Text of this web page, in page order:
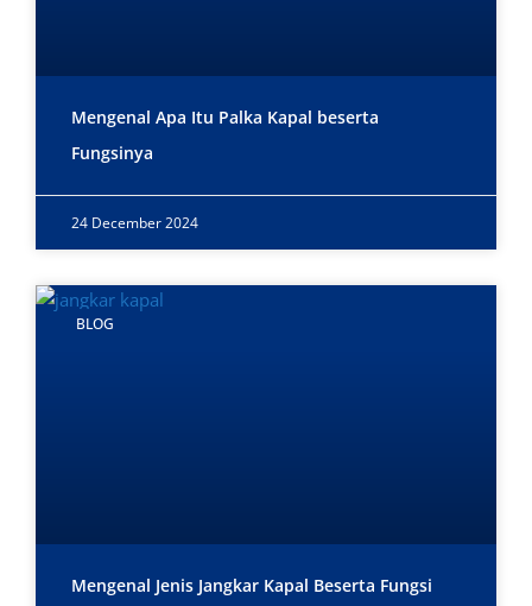
Mengenal Apa Itu Palka Kapal beserta
Fungsinya
24 December 2024
BLOG
Mengenal Jenis Jangkar Kapal Beserta Fungsi